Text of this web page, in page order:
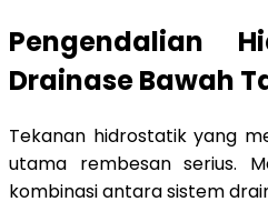
Pengendalian
Drainase Bawah
Tekanan hidrostatik yang
utama rembesan serius.
kombinasi antara sistem